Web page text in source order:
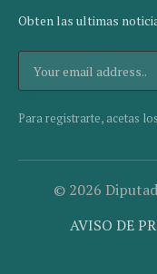
Obten las ultimas
Para registrarte, acetas
© 2026
AVISO DE